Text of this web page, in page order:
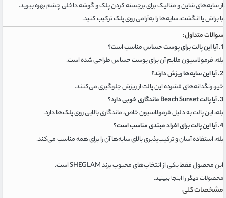
از سایه‌های شاین و متالیک برای برجسته کردن پلک و گوشه داخلی چشم بهره ببرید.
با براش یا انگشت، سایه‌ها را به‌آرامی روی پلک ترکیب کنید.
سوالات متداول:
1. آیا این پالت برای پوست حساس مناسب است؟
بله، فرمولاسیون ملایم آن برای پوست حساس طراحی شده است.
2. آیا این سایه‌ها ریزش دارند؟
خیر، رنگدانه‌های فشرده این پالت از ریزش جلوگیری می‌کنند.
3. آیا پالت Beach Sunset ماندگاری خوبی دارد؟
بله، این پالت به دلیل فرمولاسیون خاص، ماندگاری بالایی روی پلک‌ها دارد.
4. آیا این پالت برای افراد مبتدی مناسب است؟
بله، استفاده آسان و ترکیب‌پذیری بالای سایه‌ها آن را برای همه مناسب می‌کند.
این محصول فقط یکی از انتخاب‌های محبوب برند SHEGLAM است.
محصولات دیگر را اینجا ببینید.
مشخصات کلی